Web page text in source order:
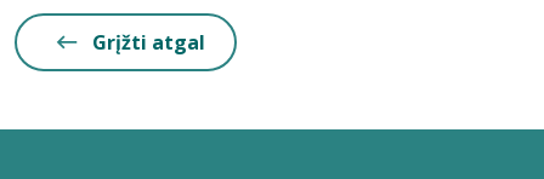
Grįžti atgal